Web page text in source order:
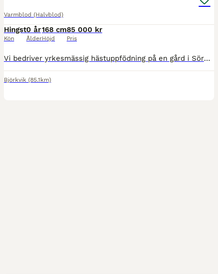
Varmblod (Halvblod)
Hingst
Kön
0 år
Ålder
168 cm
Höjd
85 000 kr
Pris
Vi bedriver yrkesmässig hästuppfödning på en gård i Sörmland! My Hawk´s Rex är en produkt av noggrant uttänkt avel. Tidigare avkommor till stoet Gold Rexima har attraherat satsande fälttävlanshem.
Björkvik (85.1km)